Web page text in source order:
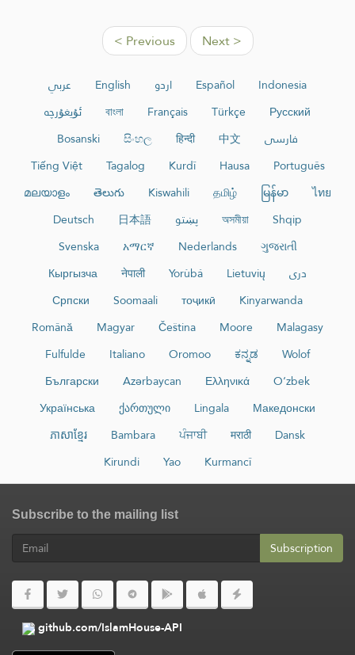
< Previous Next >
عربي English اردو Español
Indonesia
ئۇيغۇرچە
বাংলা Français Türkçe
Русский
Bosanski
සිංහල हिन्दी 中文
فارسی
Tiếng Việt
Tagalog Kurdî Hausa
Português
മലയാളം
తెలుగు Kiswahili தமிழ் မြန်မာ
ไทย
Deutsch
日本語 پښتو অসমীয়া
Shqip
Svenska
አማርኛ Nederlands
ગુજરાતી
Кыргызча
नेपाली Yorùbá Lietuvių
دری
Српски
Soomaali тоҷикӣ
Kinyarwanda
Română
Magyar Čeština Moore
Malagasy
Fulfulde
Italiano Oromoo ಕನ್ನಡ
Wolof
Български
Azərbaycan Ελληνικά
O‘zbek
Українська
ქართული Lingala
Македонски
ភាសាខ្មែរ
Bambara ਪੰਜਾਬੀ मराठी
Dansk
Kirundi
Yao Kurmancî
Subscribe to the mailing list
Subscription
github.com/IslamHouse-API